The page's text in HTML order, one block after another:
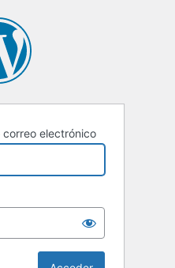
electrónico